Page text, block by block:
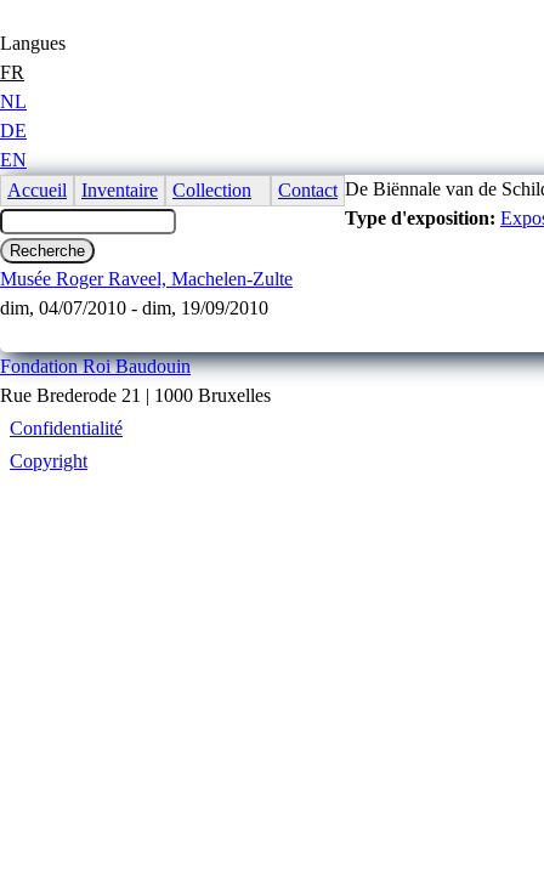
Langues
FR
NL
DE
EN
Accueil
Inventaire Collection Contact De Biënnale van de
Type d'exposition:
Musée Roger Raveel, Machelen-Zulte
dim, 04/07/2010 - dim, 19/09/2010
Fondation Roi Baudouin
Rue Brederode 21 | 1000 Bruxelles
Confidentialité
Copyright